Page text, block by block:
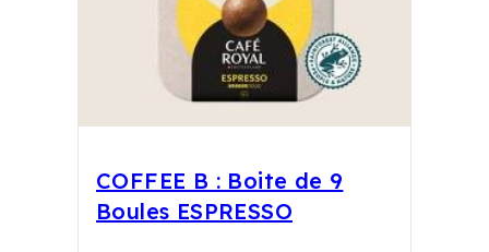
COFFEE B : Boite de 9
Boules ESPRESSO